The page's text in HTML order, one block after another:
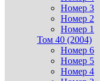
Номер 3
Номер 2
Номер 1
Том 40 (2004)
Номер 6
Номер 5
Номер 4